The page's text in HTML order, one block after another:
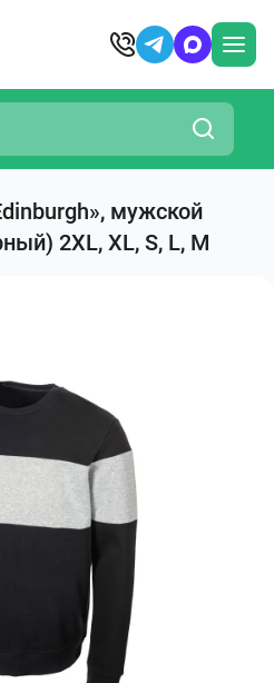
мужской
2XL, XL, S, L, M